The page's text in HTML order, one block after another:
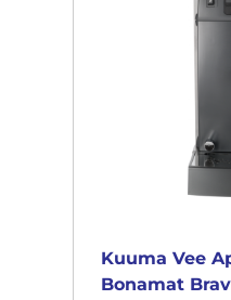
Kuuma Vee
Bonamat